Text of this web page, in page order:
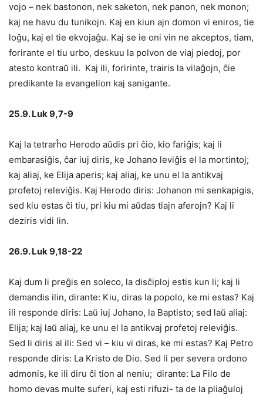
vojo – nek bastonon, nek saketon, nek panon, nek monon;
kaj ne havu du tunikojn. Kaj en kiun ajn domon vi eniros, tie
loĝu, kaj el tie ekvojaĝu. Kaj se ie oni vin ne akceptos, tiam,
forirante el tiu urbo, deskuu la polvon de viaj piedoj, por
atesto kontraŭ ili. Kaj ili, foririnte, trairis la vilaĝojn, ĉie
predikante la evangelion kaj sanigante.
25.9. Luk 9,7-9
Kaj la tetrarĥo Herodo aŭdis pri ĉio, kio fariĝis; kaj li
embarasiĝis, ĉar iuj diris, ke Johano leviĝis el la mortintoj;
kaj aliaj, ke Elija aperis; kaj aliaj, ke unu el la antikvaj
profetoj releviĝis. Kaj Herodo diris: Johanon mi senkapigis,
sed kiu estas ĉi tiu, pri kiu mi aŭdas tiajn aferojn? Kaj li
deziris vidi lin.
26.9. Luk 9,18-22
Kaj dum li preĝis en soleco, la disĉiploj estis kun li; kaj li
demandis ilin, dirante: Kiu, diras la popolo, ke mi estas? Kaj
ili responde diris: Laŭ iuj Johano, la Baptisto; sed laŭ aliaj:
Elija; kaj laŭ aliaj, ke unu el la antikvaj profetoj releviĝis.
Sed li diris al ili: Sed vi – kiu vi diras, ke mi estas? Kaj Petro
responde diris: La Kristo de Dio. Sed li per severa ordono
admonis, ke ili diru ĉi tion al neniu; dirante: La Filo de
homo devas multe suferi, kaj esti rifuzi- ta de la pliaĝuloj